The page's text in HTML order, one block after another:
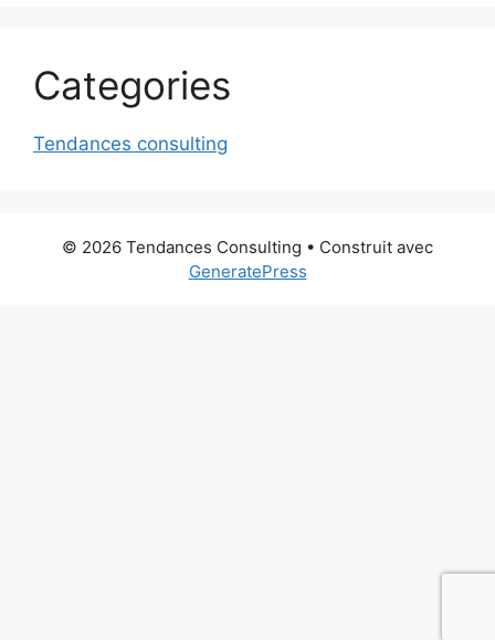
Categories
Tendances consulting
© 2026 Tendances Consulting • Construit avec
GeneratePress